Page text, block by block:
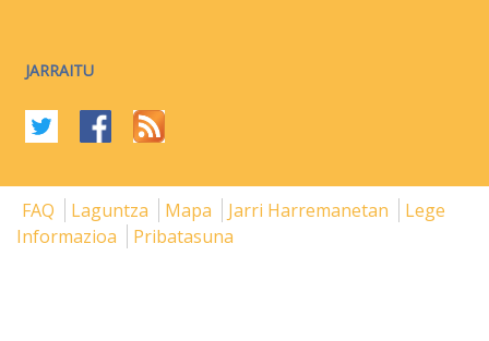
JARRAITU
FAQ Laguntza Mapa Jarri Harremanetan
Lege
Informazioa
Pribatasuna